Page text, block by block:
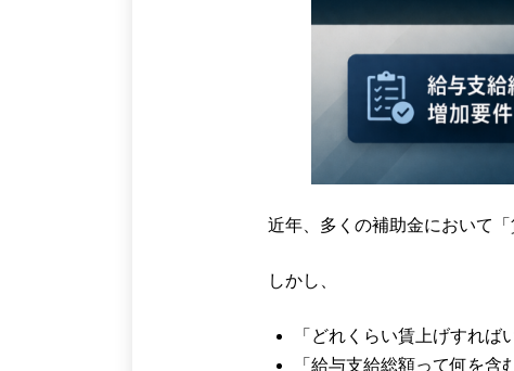
近年、多くの補助金において
しかし、
「どれくらい賃上げすれば
「給与支給総額って何を含